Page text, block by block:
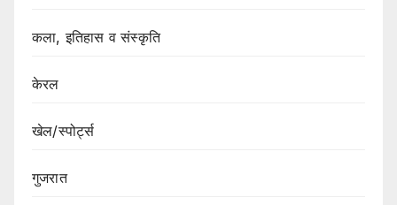
कला, इतिहास व संस्कृति
केरल
खेल/स्पोर्ट्स
गुजरात